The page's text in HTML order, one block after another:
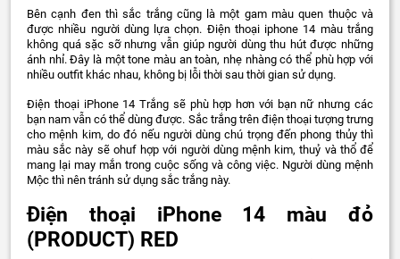
Bên cạnh đen thì sắc trắng cũng là một gam màu quen thuộc và
được nhiều người dùng lựa chọn. Điện thoại iphone 14 màu trắng
không quá sặc sỡ nhưng vẫn giúp người dùng thu hút được những
ánh nhỉ. Đây là một tone màu an toàn, nhẹ nhàng có thể phù hợp với
nhiều outfit khác nhau, không bị lỗi thời sau thời gian sử dụng.
Điện thoại iPhone 14 Trắng sẽ phù hợp hơn với bạn nữ nhưng các
bạn nam vẫn có thể dùng được. Sắc trắng trên điện thoại tượng trưng
cho mệnh kim, do đó nếu người dùng chú trọng đến phong thủy thì
màu sắc này sẽ ohuf hợp với người dùng mệnh kim, thuỷ và thổ để
mang lại may mắn trong cuộc sống và công việc. Người dùng mệnh
Mộc thì nên tránh sử dụng sắc trắng này.
Điện thoại iPhone 14 màu đỏ
(PRODUCT) RED